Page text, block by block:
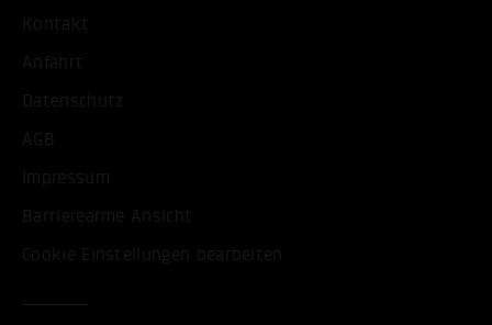
Kontakt
Anfahrt
Datenschutz
AGB
Impressum
Barrierearme Ansicht
Cookie Einstellungen bearbeiten